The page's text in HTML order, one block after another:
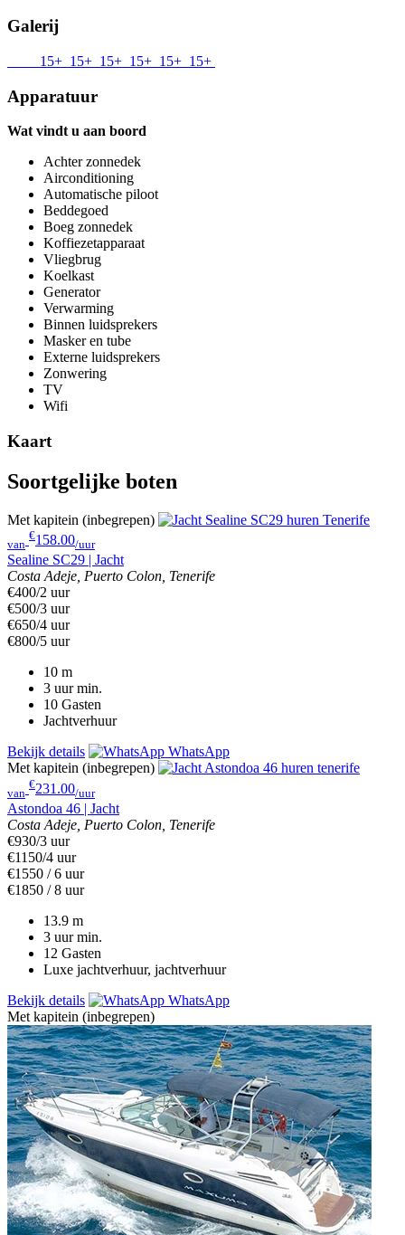
Galerij
15+ 15+ 15+ 15+ 15+ 15+
Apparatuur
Wat vindt u aan boord
Achter zonnedek
Airconditioning
Automatische piloot
Beddegoed
Boeg zonnedek
Koffiezetapparaat
Vliegbrug
Koelkast
Generator
Verwarming
Binnen luidsprekers
Masker en tube
Externe luidsprekers
Zonwering
TV
Wifi
Kaart
Soortgelijke boten
Met kapitein (inbegrepen)
van
€158.00/uur
Sealine SC29 | Jacht
Costa Adeje, Puerto Colon, Tenerife
€400/2 uur
€500/3 uur
€650/4 uur
€800/5 uur
10 m
3 uur min.
10 Gasten
Jachtverhuur
Bekijk details
WhatsApp
Met kapitein (inbegrepen)
van
€231.00/uur
Astondoa 46 | Jacht
Costa Adeje, Puerto Colon, Tenerife
€930/3 uur
€1150/4 uur
€1550 / 6 uur
€1850 / 8 uur
13.9 m
3 uur min.
12 Gasten
Luxe jachtverhuur, jachtverhuur
Bekijk details
WhatsApp
Met kapitein (inbegrepen)